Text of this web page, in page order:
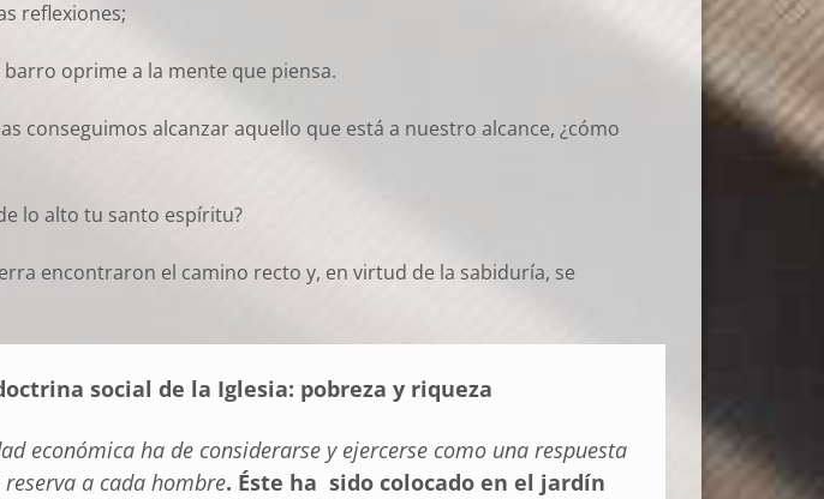
reflexiones;
oprime a la mente que piensa.
conseguimos alcanzar aquello que está a nuestro alcance, ¿cómo
lo alto tu santo espíritu?
encontraron el camino recto y, en virtud de la sabiduría, se
social de la Iglesia: pobreza y riqueza
económica ha de considerarse y ejercerse como una respuesta
a cada hombre. Éste ha sido colocado en el jardín